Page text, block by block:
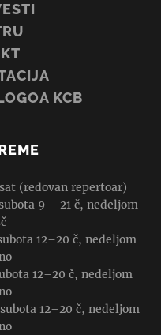
KCB
(redovan repertoar)
9 – 21 č, nedeljom
12–20 č, nedeljom
12–20 č, nedeljom
12–20 č, nedeljom